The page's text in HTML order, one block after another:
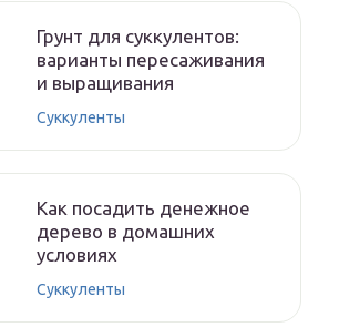
Грунт для суккулентов:
варианты пересаживания
и выращивания
Суккуленты
Как посадить денежное
дерево в домашних
условиях
Суккуленты